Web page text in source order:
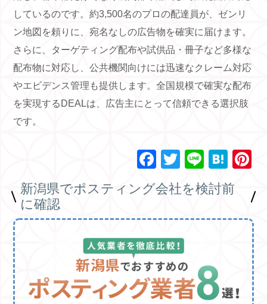
しているのです。約3,500名のプロの配達員が、ゼンリ
ン地図を頼りに、宛名なしの広告物を確実に届けます。
さらに、ターゲティング配布や試供品・冊子など多様な
配布物に対応し、公共機関向けには迅速なクレーム対応
やエビデンス管理も提供します。全国規模で確実な配布
を実現するDEALは、広告主にとって信頼できる選択肢
です。
F
a
c
e
b
o
o
k
T
wi
tt
er
Li
n
e
H
at
e
n
e
st
新潟県でポスティング会社を検討前
に確認